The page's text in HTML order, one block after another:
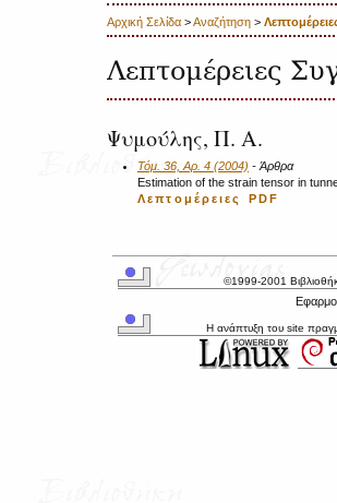
Αρχική Σελίδα >Αναζήτηση >
Λεπτομέρειες
Ψυμούλης, Π. Α.
Τόμ. 36, Αρ. 4 (2004) - Άρθρα
Estimation of the strain tensor in
Λεπτομέρειες
PDF
©1999-2001
Η ανάπτυξη του site